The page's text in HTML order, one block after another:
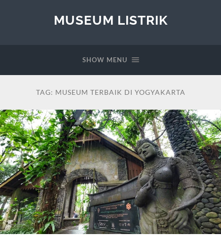
MUSEUM LISTRIK
SHOW MENU
TAG: MUSEUM TERBAIK DI YOGYAKARTA